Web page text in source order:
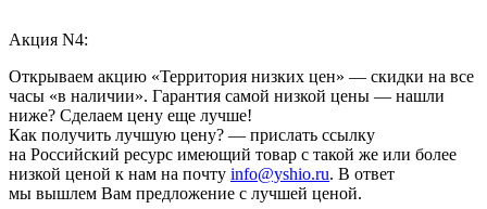
Акция N4:
Открываем акцию «Территория низких цен» — скидки на все
часы «в наличии». Гарантия самой низкой цены — нашли
ниже? Сделаем цену еще лучше!
Как получить лучшую цену? — прислать ссылку
на Российский ресурс имеющий товар с такой же или более
низкой ценой к нам на почту info@yshio.ru. В ответ
мы вышлем Вам предложение с лучшей ценой.